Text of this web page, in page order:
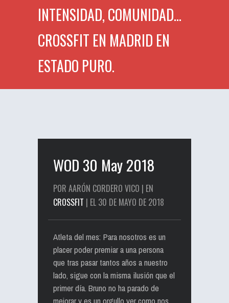
INTENSIDAD, COMUNIDAD...
CROSSFIT EN MADRID EN
ESTADO PURO.
WOD 30 May 2018
POR AARÓN CORDERO VICO | EN
CROSSFIT | EL 30 DE MAYO DE 2018
Atleta del mes: Para nosotros es un
placer poder premiar a una persona
que tras pasar tantos años a nuestro
lado, sigue con la misma ilusión que el
primer día. Bruno no ha parado de